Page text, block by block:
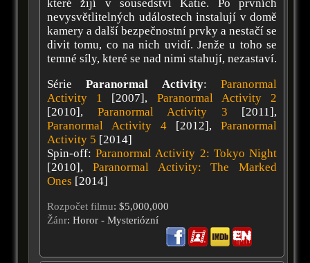
které žijí v sousedství Katie. Po prvních
nevysvětlitelných událostech instalují v domě
kamery a další bezpečnostní prvky a nestačí se
divit tomu, co na nich uvidí. Jenže u toho se
temné síly, které se nad nimi stahují, nezastaví.
SérieParanormal Activity:Paranormal
Activity 1 [2007], Paranormal Activity 2
[2010], Paranormal Activity 3 [2011],
Paranormal Activity 4 [2012],Paranormal
Activity 5 [2014]
Spin-off:Paranormal Activity 2: Tokyo Night
[2010], Paranormal Activity: The Marked
Ones [2014]
Rozpočet filmu: $5,000,000
Žánr: Horor - Mysteriózní